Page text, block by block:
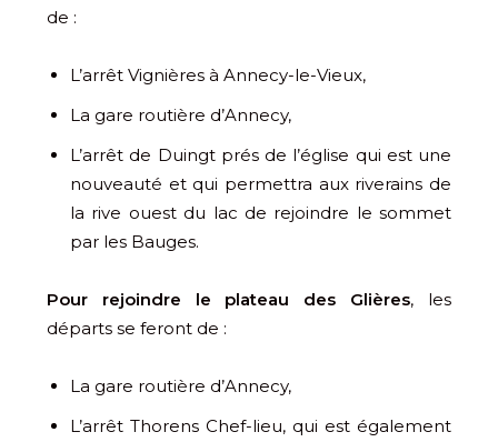
de :
L’arrêt Vignières à Annecy-le-Vieux,
La gare routière d’Annecy,
L’arrêt de Duingt prés de l’église qui est une
nouveauté et qui permettra aux riverains de
la rive ouest du lac de rejoindre le sommet
par les Bauges.
Pour rejoindre le plateau des Glières, les
départs se feront de :
La gare routière d’Annecy,
L’arrêt Thorens Chef-lieu, qui est également